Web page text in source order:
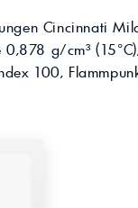
UTTO Öle –
Tractor Transmission
Kostenloser
Ölcheck
Cincinnati
g/cm³
100,